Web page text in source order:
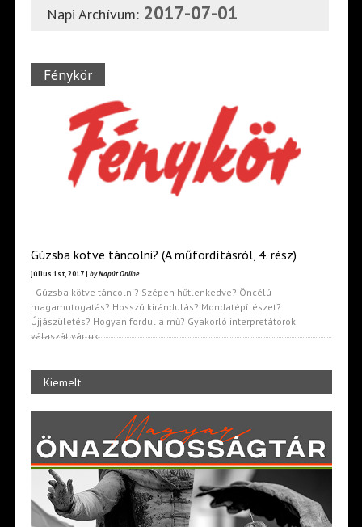
Napi Archívum: 2017-07-01
Fénykör
Gúzsba kötve táncolni? (A műfordításról, 4. rész)
július 1st, 2017 | by Napút Online
Gúzsba kötve táncolni? Szépen hűtlenkedve? Öncélú
magamutogatás? Hosszú kirándulás? Mondatépítészet?
Újjászületés? Hogyan fordul a mű? Gyakorló interpretátorok
válaszát vártuk
Kiemelt